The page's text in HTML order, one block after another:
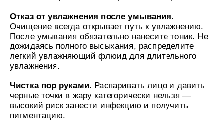
Отказ от увлажнения после умывания.
Очищение всегда открывает путь к увлажнению.
После умывания обязательно нанесите тоник. Не
дожидаясь полного высыхания, распределите
легкий увлажняющий флюид для длительного
увлажнения.
Чистка пор руками. Распаривать лицо и давить
черные точки в жару категорически нельзя —
высокий риск занести инфекцию и получить
пигментацию.